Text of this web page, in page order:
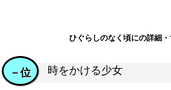
ひぐらしのなく頃にの詳細
時をかける少女
－位